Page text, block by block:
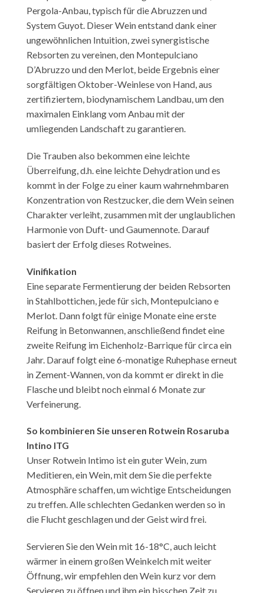
Pergola-Anbau, typisch für die Abruzzen und
System Guyot. Dieser Wein entstand dank einer
ungewöhnlichen Intuition, zwei synergistische
Rebsorten zu vereinen, den Montepulciano
D’Abruzzo und den Merlot, beide Ergebnis einer
sorgfältigen Oktober-Weinlese von Hand, aus
zertifiziertem, biodynamischem Landbau, um den
maximalen Einklang vom Anbau mit der
umliegenden Landschaft zu garantieren.
Die Trauben also bekommen eine leichte
Überreifung, d.h. eine leichte Dehydration und es
kommt in der Folge zu einer kaum wahrnehmbaren
Konzentration von Restzucker, die dem Wein seinen
Charakter verleiht, zusammen mit der unglaublichen
Harmonie von Duft- und Gaumennote. Darauf
basiert der Erfolg dieses Rotweines.
Vinifikation
Eine separate Fermentierung der beiden Rebsorten
in Stahlbottichen, jede für sich, Montepulciano e
Merlot. Dann folgt für einige Monate eine erste
Reifung in Betonwannen, anschließend findet eine
zweite Reifung im Eichenholz-Barrique für circa ein
Jahr. Darauf folgt eine 6-monatige Ruhephase erneut
in Zement-Wannen, von da kommt er direkt in die
Flasche und bleibt noch einmal 6 Monate zur
Verfeinerung.
So kombinieren Sie unseren Rotwein Rosaruba
Intino ITG
Unser Rotwein Intimo ist ein guter Wein, zum
Meditieren, ein Wein, mit dem Sie die perfekte
Atmosphäre schaffen, um wichtige Entscheidungen
zu treffen. Alle schlechten Gedanken werden so in
die Flucht geschlagen und der Geist wird frei.
Servieren Sie den Wein mit 16-18°C, auch leicht
wärmer in einem großen Weinkelch mit weiter
Öffnung, wir empfehlen den Wein kurz vor dem
Servieren zu öffnen und ihm ein bisschen Zeit zu